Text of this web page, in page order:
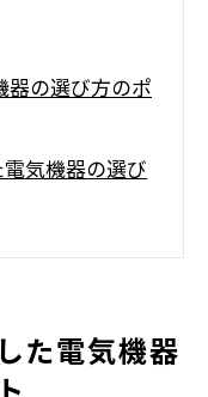
器の選び方のポ
気機器の選び
器
電気機器選び
する電気機器
た電気機器